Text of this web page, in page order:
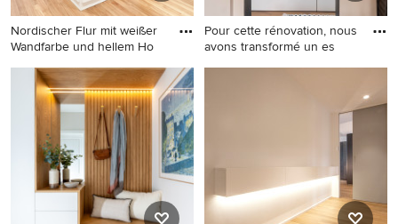
Nordischer Flur mit weißer
Wandfarbe und hellem Ho
Nordischer Flur mit weißer
Wandfarbe und hellem
Holzboden in Cagliari
Pour cette rénovation, nous
avons transformé un es
Mittelgroßer Moderner Flur
hellem Holzboden und
beigem Boden in Paris